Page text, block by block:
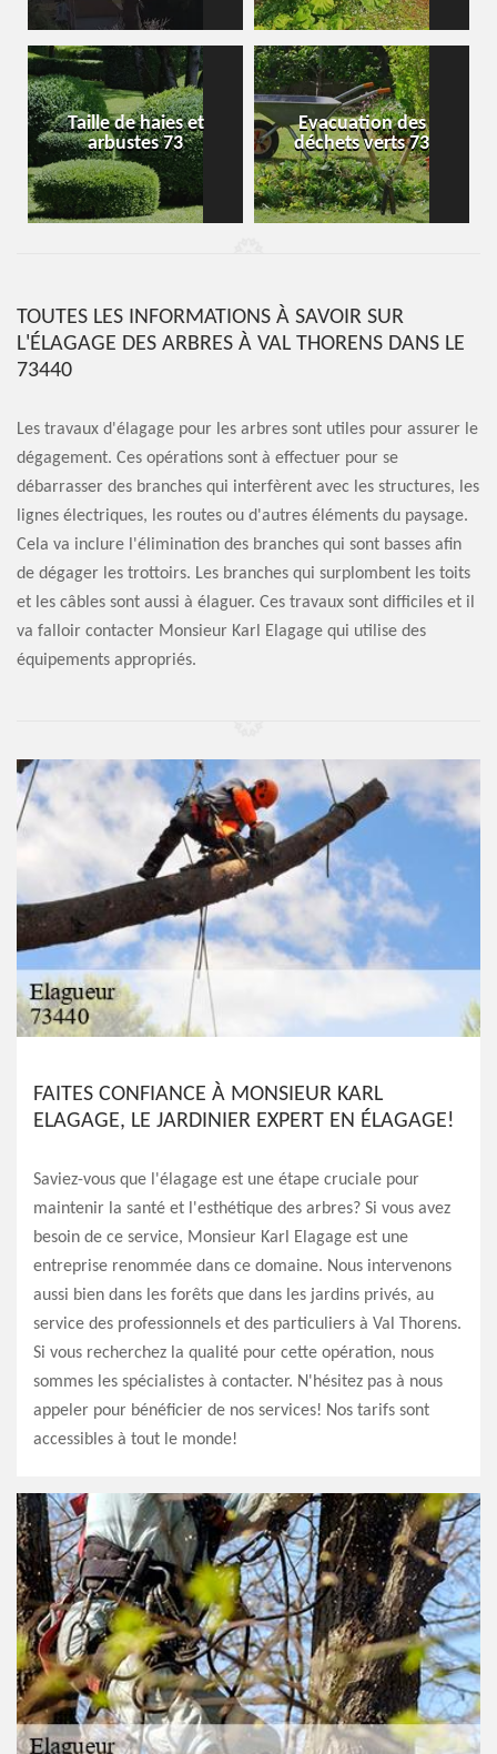
Taille de haies et
arbustes 73
Evacuation des
déchets verts 73
TOUTES LES INFORMATIONS À SAVOIR SUR
L'ÉLAGAGE DES ARBRES À VAL THORENS DANS LE
73440
Les travaux d'élagage pour les arbres sont utiles pour assurer le
dégagement. Ces opérations sont à effectuer pour se
débarrasser des branches qui interfèrent avec les structures, les
lignes électriques, les routes ou d'autres éléments du paysage.
Cela va inclure l'élimination des branches qui sont basses afin
de dégager les trottoirs. Les branches qui surplombent les toits
et les câbles sont aussi à élaguer. Ces travaux sont difficiles et il
va falloir contacter Monsieur Karl Elagage qui utilise des
équipements appropriés.
FAITES CONFIANCE À MONSIEUR KARL
ELAGAGE, LE JARDINIER EXPERT EN ÉLAGAGE!
Saviez-vous que l'élagage est une étape cruciale pour
maintenir la santé et l'esthétique des arbres? Si vous avez
besoin de ce service, Monsieur Karl Elagage est une
entreprise renommée dans ce domaine. Nous intervenons
aussi bien dans les forêts que dans les jardins privés, au
service des professionnels et des particuliers à Val Thorens.
Si vous recherchez la qualité pour cette opération, nous
sommes les spécialistes à contacter. N'hésitez pas à nous
appeler pour bénéficier de nos services! Nos tarifs sont
accessibles à tout le monde!